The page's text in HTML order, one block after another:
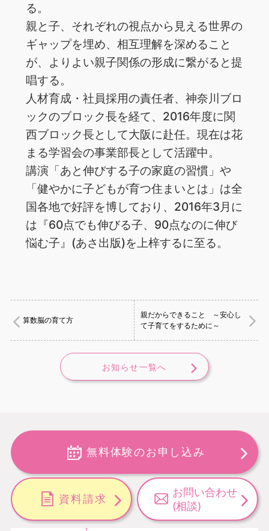
る。
親と子、それぞれの視点から見える世界の
ギャップを埋め、相互理解を深めること
が、よりよい親子関係の形成に繋がると提
唱する。
人材育成・社員採用の責任者、神奈川ブロ
ックのブロック長を経て、2016年度に関
西ブロック長として大阪に赴任。現在は花
まる学習会の事業部長として活躍中。
講演「あと伸びする子の家庭の習慣」や
「健やかに子どもが育つ住まいとは」は全
国各地で好評を博しており、2016年3月に
は『60点でも伸びる子、90点なのに伸び
悩む子』(あさ出版)を上梓するに至る。
算数脳の育て方
親だからできること ～安心し
て子育てをするために～
お知らせ一覧へ
無料体験のお申し込み
資料請求
お問い合わせ
(相談)